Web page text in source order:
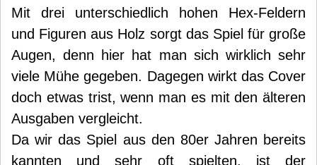
Mit drei unterschiedlich hohen Hex-Feldern
und Figuren aus Holz sorgt das Spiel für große
Augen, denn hier hat man sich wirklich sehr
viele Mühe gegeben. Dagegen wirkt das Cover
doch etwas trist, wenn man es mit den älteren
Ausgaben vergleicht.
Da wir das Spiel aus den 80er Jahren bereits
kannten und sehr oft spielten, ist der